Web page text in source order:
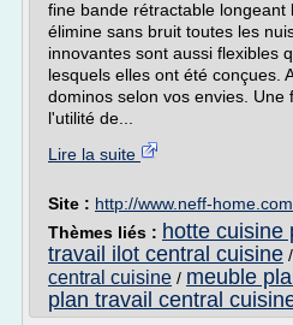
fine bande rétractable longeant
élimine sans bruit toutes les
innovantes sont aussi flexibles
lesquels elles ont été conçues.
dominos selon vos envies. Une
l'utilité de...
Lire la suite
Site : http://www.neff-home.com
Thèmes liés : hotte cuisine
travail ilot central cuisine /
central cuisine / meuble
plan travail central